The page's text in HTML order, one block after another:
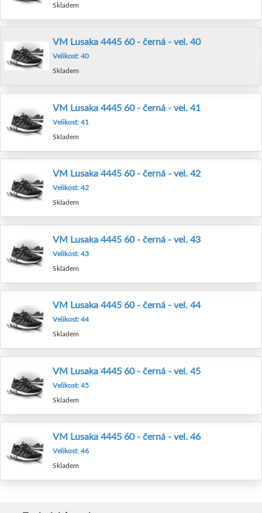
Skladem
VM Lusaka 4445 60 - černá - vel. 40
Velikost: 40
Skladem
VM Lusaka 4445 60 - černá - vel. 41
Velikost: 41
Skladem
VM Lusaka 4445 60 - černá - vel. 42
Velikost: 42
Skladem
VM Lusaka 4445 60 - černá - vel. 43
Velikost: 43
Skladem
VM Lusaka 4445 60 - černá - vel. 44
Velikost: 44
Skladem
VM Lusaka 4445 60 - černá - vel. 45
Velikost: 45
Skladem
VM Lusaka 4445 60 - černá - vel. 46
Velikost: 46
Skladem